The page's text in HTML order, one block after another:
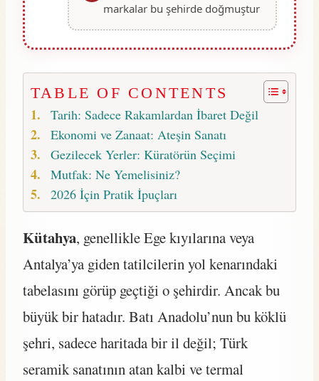
markalar bu şehirde doğmuştur
TABLE OF CONTENTS
Tarih: Sadece Rakamlardan İbaret Değil
Ekonomi ve Zanaat: Ateşin Sanatı
Gezilecek Yerler: Küratörün Seçimi
Mutfak: Ne Yemelisiniz?
2026 İçin Pratik İpuçları
Kütahya, genellikle Ege kıyılarına veya
Antalya’ya giden tatilcilerin yol kenarındaki
tabelasını görüp geçtiği o şehirdir. Ancak bu
büyük bir hatadır. Batı Anadolu’nun bu köklü
şehri, sadece haritada bir il değil; Türk
seramik sanatının atan kalbi ve termal